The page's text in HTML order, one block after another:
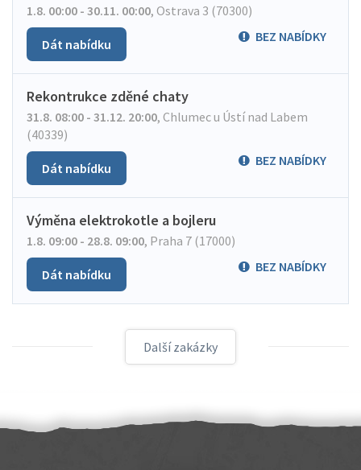
1.8. 00:00 - 30.11. 00:00, Ostrava 3 (70300)
BEZ NABÍDKY
Dát nabídku
Rekontrukce zděné chaty
31.8. 08:00 - 31.12. 20:00, Chlumec u Ústí nad Labem
(40339)
BEZ NABÍDKY
Dát nabídku
Výměna elektrokotle a bojleru
1.8. 09:00 - 28.8. 09:00, Praha 7 (17000)
BEZ NABÍDKY
Dát nabídku
Další zakázky